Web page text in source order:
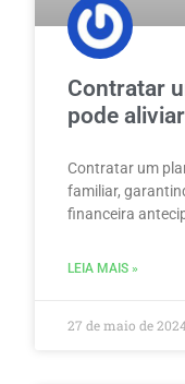
Contratar
pode
Contratar um
familiar,
financeira
LEIA MAIS »
27 de maio de